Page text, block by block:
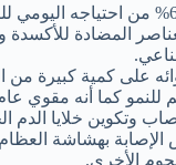
المضادة
الإصابة بهشاشة